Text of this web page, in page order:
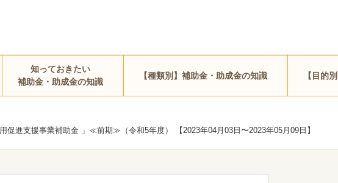
知っておきたい
補助金・助成金の知識
【種類別】補助金・助成金の知識 【目的
促進支援事業補助金 」≪前期≫（令和5年度） 【2023年04月03日〜2023年05月09日】